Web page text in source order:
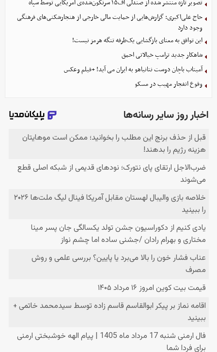
تصویر تازه منتشر شده از صندلی اف۱۵ سرنگون‌شده‌ی آمریکایی توسط سپاه
حاج علی‌اکبری: گزارش‌هایی از حمایت مالی خارجی از هنجارشکنی‌های فرهنگی
وجود دارد
این توافق به معنای بازگشایی یک‌طرفه تنگه هرمز نیست!
شاهکار جدید ترامپ خیالاتی احمق
آمیتاب باچان دوست نتانیاهو به ایران می آید! +فیلم وعکس
وقوع انفجار مهیب در مسکو